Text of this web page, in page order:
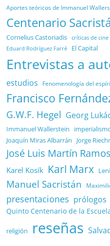
Aportes teóricos de Immanuel
Centenario
Cornelius Castoriadis críticas de cine
Eduard Rodríguez Farré El Capital
Entrevistas a
estudios Fenomenología del
Francisco
G.W.F. Hegel Georg
Immanuel Wallerstein
Joaquín Miras Albarrán Jorge
José Luis Martín Ramos
Karel Kosík Karl Marx
Manuel Sacristán
presentaciones prólogos
Quinto Centenario de la
religión reseñas